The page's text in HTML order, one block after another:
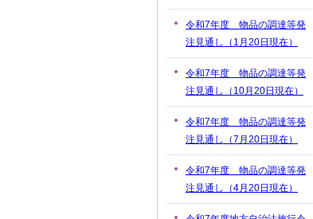
令和7年度 物品の調達等発
注見通し（1月20日現在）
令和7年度 物品の調達等発
注見通し（10月20日現在）
令和7年度 物品の調達等発
注見通し（7月20日現在）
令和7年度 物品の調達等発
注見通し（4月20日現在）